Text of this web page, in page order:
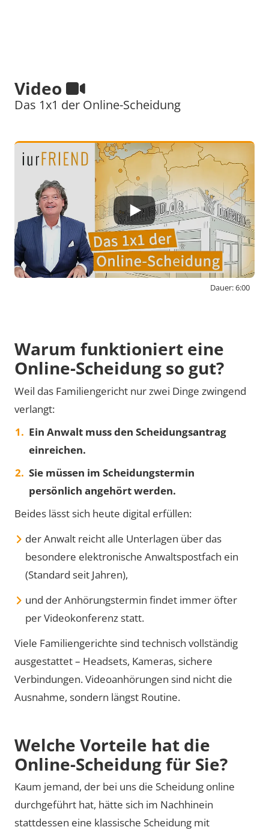
Video laden
Dauer: 6:00
Video
Das 1x1 der Online-Scheidung
Warum funktioniert eine
Online-Scheidung so gut?
Weil das Familiengericht nur zwei Dinge zwingend
verlangt:
Ein Anwalt muss den Scheidungsantrag
einreichen.
Sie müssen im Scheidungstermin
persönlich angehört werden.
Beides lässt sich heute digital erfüllen:
der Anwalt reicht alle Unterlagen über das
besondere elektronische Anwaltspostfach ein
(Standard seit Jahren),
und der Anhörungstermin findet immer öfter
per Videokonferenz statt.
Viele Familiengerichte sind technisch vollständig
ausgestattet – Headsets, Kameras, sichere
Verbindungen. Videoanhörungen sind nicht die
Ausnahme, sondern längst Routine.
Welche Vorteile hat die
Online-Scheidung für Sie?
Kaum jemand, der bei uns die Scheidung online
durchgeführt hat, hätte sich im Nachhinein
stattdessen eine klassische Scheidung mit